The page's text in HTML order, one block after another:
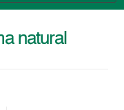
natural